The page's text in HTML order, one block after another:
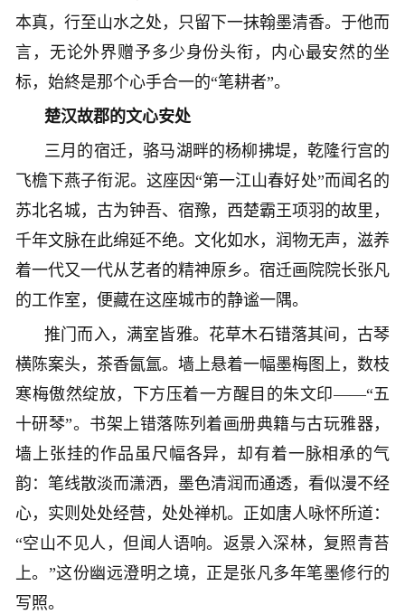
本真，行至山水之处，只留下一抹翰墨清香。于他而
言，无论外界赠予多少身份头衔，内心最安然的坐
标，始終是那个心手合一的“笔耕者”。
楚汉故郡的文心安处
三月的宿迁，骆马湖畔的杨柳拂堤，乾隆行宫的
飞檐下燕子衔泥。这座因“第一江山春好处”而闻名的
苏北名城，古为钟吾、宿豫，西楚霸王项羽的故里，
千年文脉在此绵延不绝。文化如水，润物无声，滋养
着一代又一代从艺者的精神原乡。宿迁画院院长张凡
的工作室，便藏在这座城市的静谧一隅。
推门而入，满室皆雅。花草木石错落其间，古琴
横陈案头，茶香氤氲。墙上悬着一幅墨梅图上，数枝
寒梅傲然绽放，下方压着一方醒目的朱文印——“五
十研琴”。书架上错落陈列着画册典籍与古玩雅器，
墙上张挂的作品虽尺幅各异，却有着一脉相承的气
韵：笔线散淡而潇洒，墨色清润而通透，看似漫不经
心，实则处处经营，处处禅机。正如唐人咏怀所道：
“空山不见人，但闻人语响。返景入深林，复照青苔
上。”这份幽远澄明之境，正是张凡多年笔墨修行的
写照。